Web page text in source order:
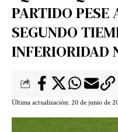
PARTIDO PESE
SEGUNDO
INFERIORIDAD
Última actualización: 20 de junio de